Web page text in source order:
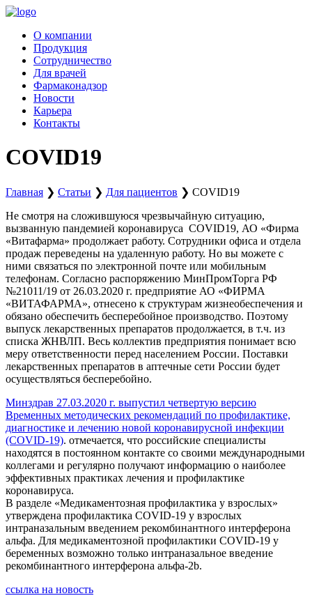
Перейти
содержимому
О компании
Продукция
Сотрудничество
Для врачей
Фармаконадзор
Новости
Карьера
Контакты
COVID19
Главная ❯ Статьи ❯ Для пациентов ❯ COVID19
Не смотря на сложившуюся чрезвычайную ситуацию,
вызванную пандемией коронавируса COVID19, АО «Фирма
«Витафарма» продолжает работу. Сотрудники офиса и отдела
продаж переведены на удаленную работу. Но вы можете с
ними связаться по электронной почте или мобильным
телефонам. Согласно распоряжению МинПромТорга РФ
№21011/19 от 26.03.2020 г. предприятие АО «ФИРМА
«ВИТАФАРМА», отнесено к структурам жизнеобеспечения и
обязано обеспечить бесперебойное производство. Поэтому
выпуск лекарственных препаратов продолжается, в т.ч. из
списка ЖНВЛП. Весь коллектив предприятия понимает всю
меру ответственности перед населением России. Поставки
лекарственных препаратов в аптечные сети России будет
осуществляться бесперебойно.
Минздрав 27.03.2020 г. выпустил четвертую версию
Временных методических рекомендаций по профилактике,
диагностике и лечению новой коронавирусной инфекции
(COVID-19). отмечается, что российские специалисты
находятся в постоянном контакте со своими международными
коллегами и регулярно получают информацию о наиболее
эффективных практиках лечения и профилактике
коронавируса.
В разделе «Медикаментозная профилактика у взрослых»
утверждена профилактика COVID-19 у взрослых
интраназальным введением рекомбинантного интерферона
альфа. Для медикаментозной профилактики COVID-19 у
беременных возможно только интраназальное введение
рекомбинантного интерферона альфа-2b.
ссылка на новость